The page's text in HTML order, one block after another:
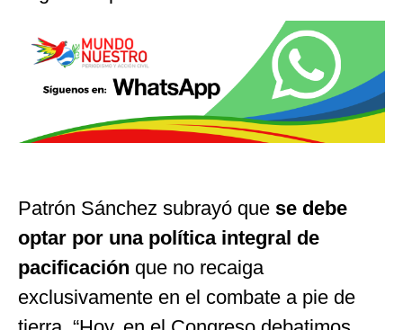
Patrón Sánchez subrayó que se debe
optar por una política integral de
pacificación que no recaiga
exclusivamente en el combate a pie de